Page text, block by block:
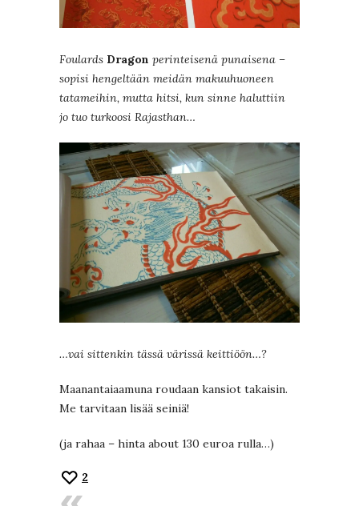
Foulards Dragon perinteisenä punaisena –
sopisi hengeltään meidän makuuhuoneen
tatameihin, mutta hitsi, kun sinne haluttiin
jo tuo turkoosi Rajasthan…
…vai sittenkin tässä värissä keittiöön…?
Maanantaiaamuna roudaan kansiot takaisin.
Me tarvitaan lisää seiniä!
(ja rahaa – hinta about 130 euroa rulla…)
2